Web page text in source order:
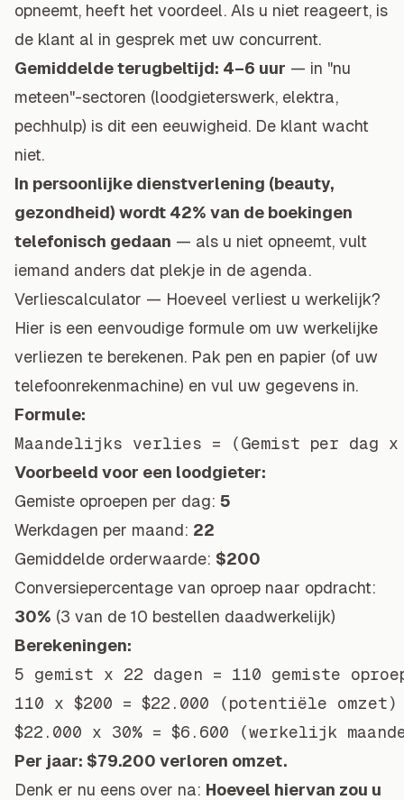
opneemt, heeft het voordeel. Als u niet reageert, is
de klant al in gesprek met uw concurrent.
Gemiddelde terugbeltijd: 4–6 uur — in "nu
meteen"-sectoren (loodgieterswerk, elektra,
pechhulp) is dit een eeuwigheid. De klant wacht
niet.
In persoonlijke dienstverlening (beauty,
gezondheid) wordt 42% van de boekingen
telefonisch gedaan — als u niet opneemt, vult
iemand anders dat plekje in de agenda.
Verliescalculator — Hoeveel verliest u werkelijk?
Hier is een eenvoudige formule om uw werkelijke
verliezen te berekenen. Pak pen en papier (of uw
telefoonrekenmachine) en vul uw gegevens in.
Formule:
Voorbeeld voor een loodgieter:
Gemiste oproepen per dag: 5
Werkdagen per maand: 22
Gemiddelde orderwaarde: $200
Conversiepercentage van oproep naar opdracht:
30% (3 van de 10 bestellen daadwerkelijk)
Berekeningen:
5 gemist x 22 dagen = 110 gemiste
110 x $200 = $22.000 (potentiële omzet)
Per jaar: $79.200 verloren omzet.
Denk er nu eens over na: Hoeveel hiervan zou u